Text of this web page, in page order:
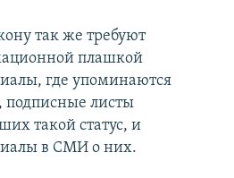
так же требуют
плашкой
где упоминаются
подписные листы
такой статус, и
в СМИ о них.